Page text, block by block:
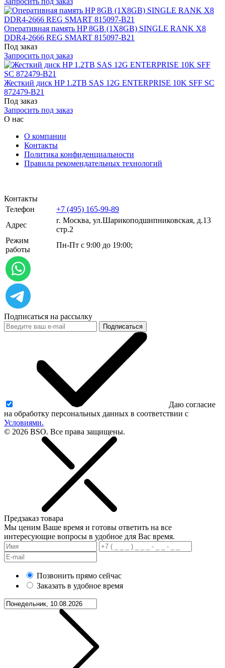
Оперативная память HP 8GB (1X8GB) SINGLE RANK X8
DDR4-2666 REG SMART 815097-B21
Под заказ
Запросить под заказ
Жесткий диск HP 1.2TB SAS 12G ENTERPRISE 10K SFF SC
872479-B21
Под заказ
Запросить под заказ
О нас
О компании
Контакты
Политика конфиденциальности
Правила рекомендательных технологий
Контакты
Телефон
+7 (495) 165-99-89
Адрес
г. Москва, ул.​​Шарикоподшипниковская, д.13
стр.2
Режим
работы
Пн-Пт с 9:00 до 19:00;
Подписаться на рассылку
Подписаться
Даю согласие
на обработку персональных данных в соответствии с
Условиями.
© 2026 BSO. Все права защищены.
Предзаказ товара
Мы ценим Ваше время и готовы ответить на все
интересующие вопросы в удобное для Вас время.
Позвонить прямо сейчас
Заказать в удобное время